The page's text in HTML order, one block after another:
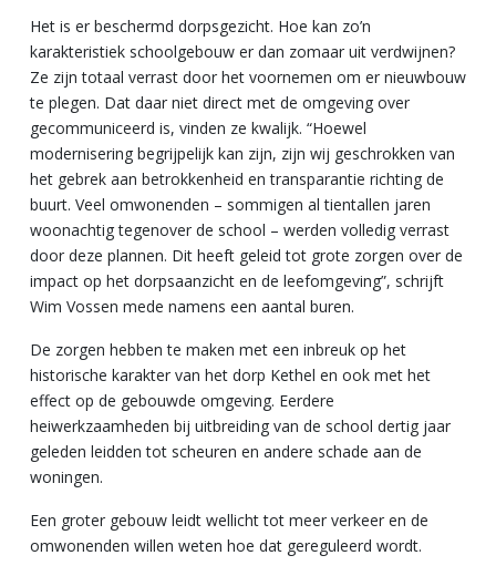
Het is er beschermd dorpsgezicht. Hoe kan zo’n
karakteristiek schoolgebouw er dan zomaar uit verdwijnen?
Ze zijn totaal verrast door het voornemen om er nieuwbouw
te plegen. Dat daar niet direct met de omgeving over
gecommuniceerd is, vinden ze kwalijk. “Hoewel
modernisering begrijpelijk kan zijn, zijn wij geschrokken van
het gebrek aan betrokkenheid en transparantie richting de
buurt. Veel omwonenden – sommigen al tientallen jaren
woonachtig tegenover de school – werden volledig verrast
door deze plannen. Dit heeft geleid tot grote zorgen over de
impact op het dorpsaanzicht en de leefomgeving”, schrijft
Wim Vossen mede namens een aantal buren.
De zorgen hebben te maken met een inbreuk op het
historische karakter van het dorp Kethel en ook met het
effect op de gebouwde omgeving. Eerdere
heiwerkzaamheden bij uitbreiding van de school dertig jaar
geleden leidden tot scheuren en andere schade aan de
woningen.
Een groter gebouw leidt wellicht tot meer verkeer en de
omwonenden willen weten hoe dat gereguleerd wordt.